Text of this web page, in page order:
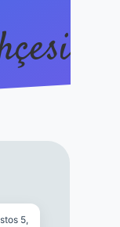
5,
en güvenilir